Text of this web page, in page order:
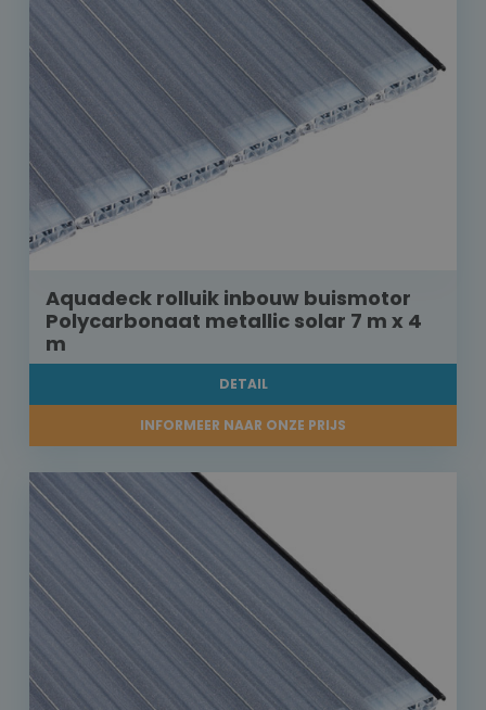
Aquadeck rolluik inbouw buismotor
Polycarbonaat metallic solar 7 m x 4
m
DETAIL
INFORMEER NAAR ONZE PRIJS